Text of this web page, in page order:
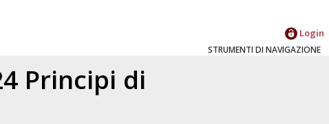
Login
STRUMENTI DI NAVIGAZIONE
Principi di